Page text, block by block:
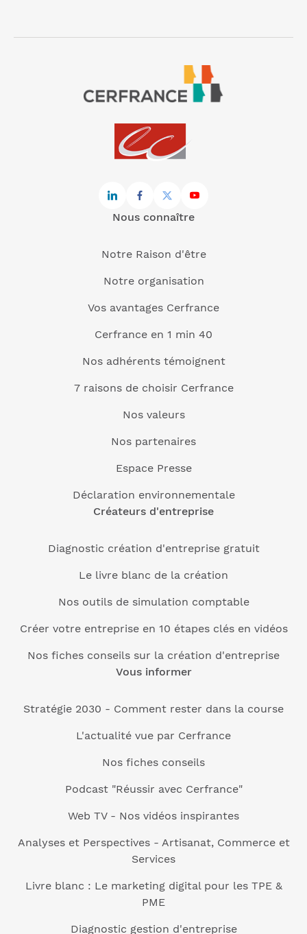
Nous connaître
Notre Raison d'être
Notre organisation
Vos avantages Cerfrance
Cerfrance en 1 min 40
Nos adhérents témoignent
7 raisons de choisir Cerfrance
Nos valeurs
Nos partenaires
Espace Presse
Déclaration environnementale
Créateurs d'entreprise
Diagnostic création d'entreprise gratuit
Le livre blanc de la création
Nos outils de simulation comptable
Créer votre entreprise en 10 étapes clés en vidéos
Nos fiches conseils sur la création d'entreprise
Vous informer
Stratégie 2030 - Comment rester dans la course
L'actualité vue par Cerfrance
Nos fiches conseils
Podcast "Réussir avec Cerfrance"
Web TV - Nos vidéos inspirantes
Analyses et Perspectives - Artisanat, Commerce et
Services
Livre blanc : Le marketing digital pour les TPE &
PME
Diagnostic gestion d'entreprise